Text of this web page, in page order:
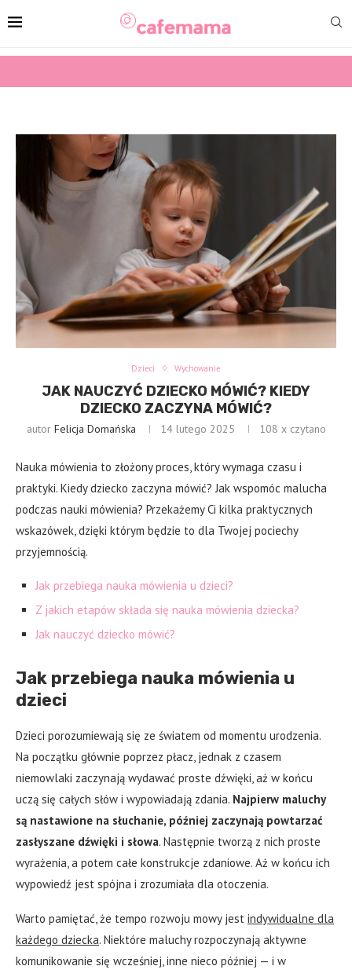
Dzieci Wychowanie
JAK NAUCZYĆ DZIECKO MÓWIĆ? KIEDY
DZIECKO ZACZYNA MÓWIĆ?
autor Felicja Domańska 14 lutego 2025 108 x czytano
Nauka mówienia to złożony proces, który wymaga czasu i
praktyki. Kiedy dziecko zaczyna mówić? Jak wspomóc malucha
podczas nauki mówienia? Przekażemy Ci kilka praktycznych
wskazówek, dzięki którym będzie to dla Twojej pociechy
przyjemnością.
Jak przebiega nauka mówienia u dzieci?
Z jakich etapów składa się nauka mówienia dziecka?
Jak nauczyć dziecko mówić?
Jak przebiega nauka mówienia u
dzieci
Dzieci porozumiewają się ze światem od momentu urodzenia.
Na początku głównie poprzez płacz, jednak z czasem
niemowlaki zaczynają wydawać proste dźwięki, aż w końcu
uczą się całych słów i wypowiadają zdania. Najpierw maluchy
są nastawione na słuchanie, później zaczynają powtarzać
zasłyszane dźwięki i słowa. Następnie tworzą z nich proste
wyrażenia, a potem całe konstrukcje zdaniowe. Aż w końcu ich
wypowiedź jest spójna i zrozumiała dla otoczenia.
Warto pamiętać, że tempo rozwoju mowy jest indywidualne dla
każdego dziecka. Niektóre maluchy rozpoczynają aktywne
komunikowanie się wcześniej, inne nieco później — i w